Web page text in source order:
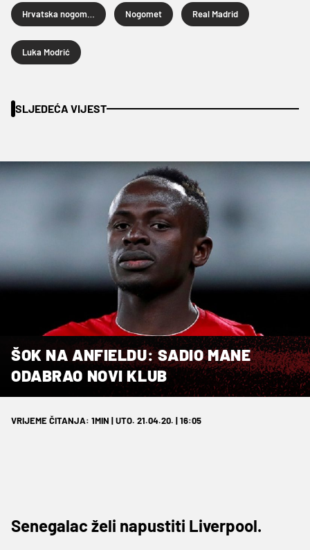
Nogomet Real Madrid
Luka Modrić
SLJEDEĆA VIJEST
ŠOK NA ANFIELDU: SADIO MANE
ODABRAO NOVI KLUB
VRIJEME ČITANJA: 1MIN | UTO. 21.04.20. | 16:05
Senegalac želi napustiti Liverpool.